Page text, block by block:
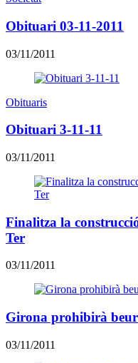
Obituari 03-11-2011
03/11/2011
Obituaris
Obituari 3-11-11
03/11/2011
Finalitza la
Ter
03/11/2011
Girona prohibirà
03/11/2011